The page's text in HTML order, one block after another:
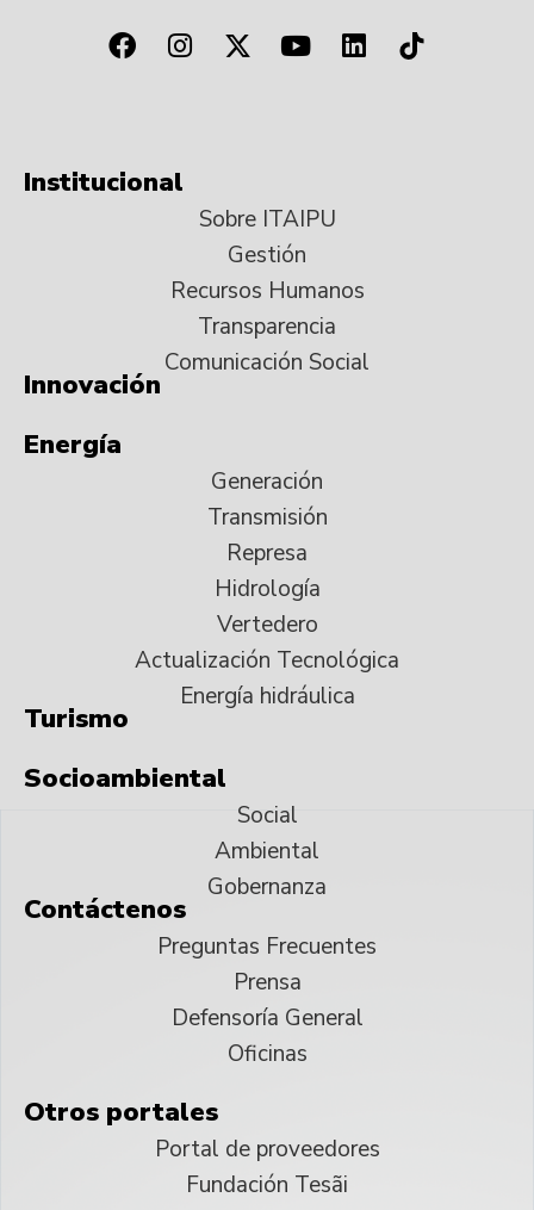
Institucional
Sobre ITAIPU
Gestión
Recursos Humanos
Transparencia
Comunicación Social
Innovación
Energía
Generación
Transmisión
Represa
Hidrología
Vertedero
Actualización Tecnológica
Energía hidráulica
Turismo
Socioambiental
Social
Ambiental
Gobernanza
Contáctenos
Preguntas Frecuentes
Prensa
Defensoría General
Oficinas
Otros portales
Portal de proveedores
Fundación Tesãi